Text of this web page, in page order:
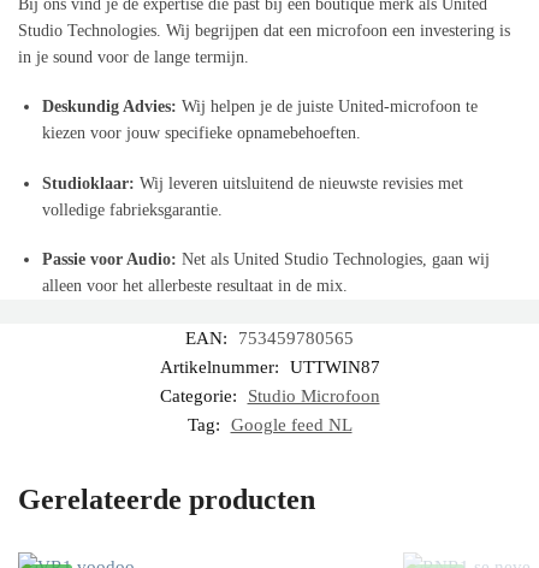
Bij ons vind je de expertise die past bij een boutique merk als United
Studio Technologies. Wij begrijpen dat een microfoon een investering is
in je sound voor de lange termijn.
Deskundig Advies: Wij helpen je de juiste United-microfoon te
kiezen voor jouw specifieke opnamebehoeften.
Studioklaar: Wij leveren uitsluitend de nieuwste revisies met
volledige fabrieksgarantie.
Passie voor Audio: Net als United Studio Technologies, gaan wij
alleen voor het allerbeste resultaat in de mix.
EAN:
753459780565
Artikelnummer:
UTTWIN87
Categorie:
Studio Microfoon
Tag:
Google feed NL
Gerelateerde producten